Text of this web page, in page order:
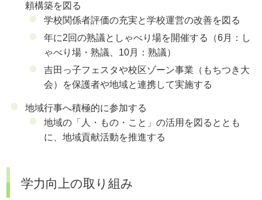
頼構築を図る
学校関係者評価の充実と学校運営の改善を図る
年に2回の熟議としゃべり場を開催する（6月：し
ゃべり場・熟議、10月：熟議）
吉田っ子フェスタや校区ゾーン事業（もちつき大
会）を保護者や地域と連携して実施する
地域行事へ積極的に参加する
地域の「人・もの・こと」の活用を図るととも
に、地域貢献活動を推進する
学力向上の取り組み